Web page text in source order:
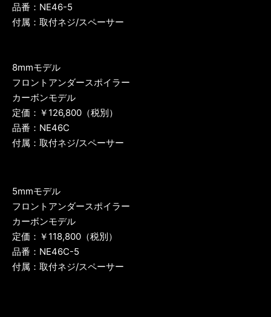
品番：NE46-5
付属：取付ネジ/スペーサー
8mmモデル
フロントアンダースポイラー
カーボンモデル
定価：￥126,800（税別）
品番：NE46C
付属：取付ネジ/スペーサー
5mmモデル
フロントアンダースポイラー
カーボンモデル
定価：￥118,800（税別）
品番：NE46C-5
付属：取付ネジ/スペーサー